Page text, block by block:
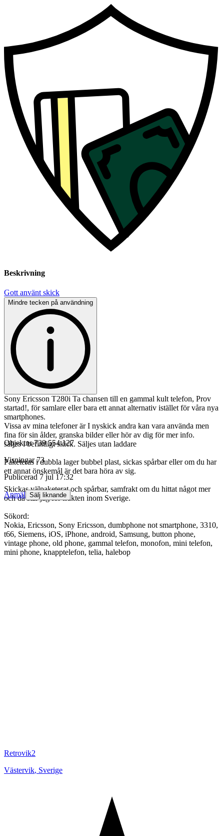
Beskrivning
Gott använt skick
Mindre tecken på användning
Sony Ericsson T280i Ta chansen till en gammal kult telefon, Prov
startad!, för samlare eller bara ett annat alternativ istället för våra nya
smartphones.
Vissa av mina telefoner är I nyskick andra kan vara använda men
fina för sin ålder, granska bilder eller hör av dig för mer info.
säljes i befintligt skick. Säljes utan laddare
Paketeras i dubbla lager bubbel plast, sickas spårbar eller om du har
ett annat önskemål är det bara höra av sig.
Skickas välpaketerat och spårbar, samfrakt om du hittat något mer
och då står jag för frakten inom Sverige.
Sökord:
Nokia, Ericsson, Sony Ericsson, dumbphone not smartphone, 3310,
t66, Siemens, iOS, iPhone, android, Samsung, button phone,
vintage phone, old phone, gammal telefon, monofon, mini telefon,
mini phone, knapptelefon, telia, halebop
Objektnr 739 554 127
Visningar 73
Publicerad 7 jul 17:32
Anmäl Sälj liknande
Retrovik2
Västervik, Sverige